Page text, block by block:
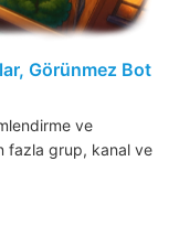
Görünmez Bot
ve
fazla grup, kanal ve